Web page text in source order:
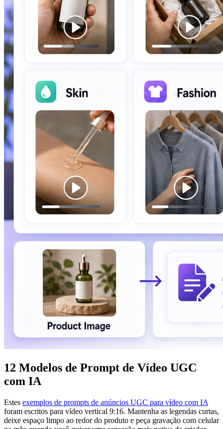
12 Modelos de Prompt de Vídeo UGC
com IA
Estes exemplos de prompts de anúncios UGC para vídeo com IA
foram escritos para vídeo vertical 9:16. Mantenha as legendas curtas,
deixe espaço limpo ao redor do produto e peça gravação com celular